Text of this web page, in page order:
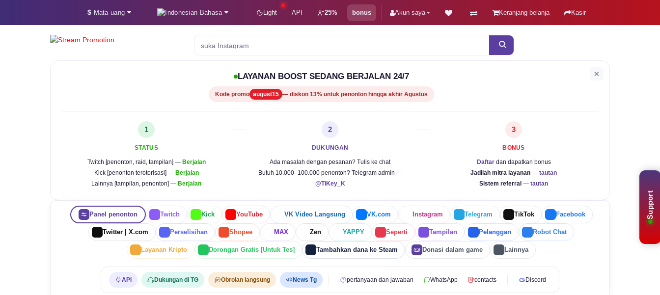
Support
$ Mata uang Bahasa Light API 25% bonus Akun saya Keranjang belanja Kasir
×
LAYANAN BOOST SEDANG BERJALAN 24/7
Kode promo august15 — diskon 13% untuk penonton hingga akhir Agustus
1
STATUS
Twitch [penonton, raid, tampilan] — Berjalan
Kick [penonton terotorisasi] — Berjalan
Lainnya [tampilan, penonton] — Berjalan
2
DUKUNGAN
Ada masalah dengan pesanan? Tulis ke chat
Butuh 10.000–100.000 penonton? Telegram admin —
@TiKey_K
3
BONUS
Daftardan dapatkan bonus
Jadilah mitra layanan — tautan
Sistem referral — tautan
Panel penonton Twitch Kick YouTube VK Video Langsung VK.com Instagram Telegram TikTok Facebook
Twitter | X.com Perselisihan Shopee MAX Zen YAPPY Seperti Tampilan Pelanggan Robot Chat
Layanan Kripto Dorongan Gratis [Untuk Tes] Tambahkan dana ke Steam Donasi dalam game Lainnya
API Dukungan di TG Obrolan langsung News Tg pertanyaan dan jawaban WhatsApp contacts Discord